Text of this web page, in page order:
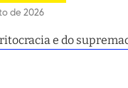
de 2026
e do